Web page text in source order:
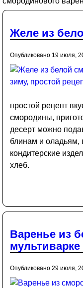
Желе из
Опубликовано 19 июля,
простой рецепт
смородины,
десерт можно
блинам и оладьям,
кондитерские
хлеб.
Варенье из
мультиварке
Опубликовано 29 июля,